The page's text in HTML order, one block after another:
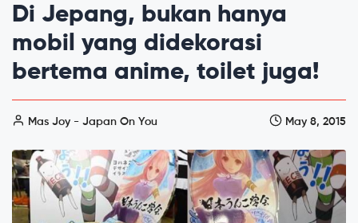
Di Jepang, bukan hanya
mobil yang didekorasi
bertema anime, toilet juga!
Mas Joy - Japan On You May 8, 2015